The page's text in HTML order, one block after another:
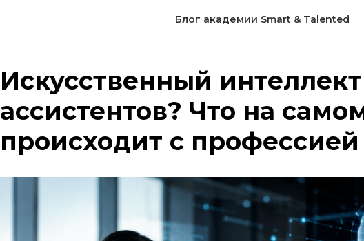
Блог академии Smart & Talented
Искусственный
ассистентов? Что на
происходит с профессией